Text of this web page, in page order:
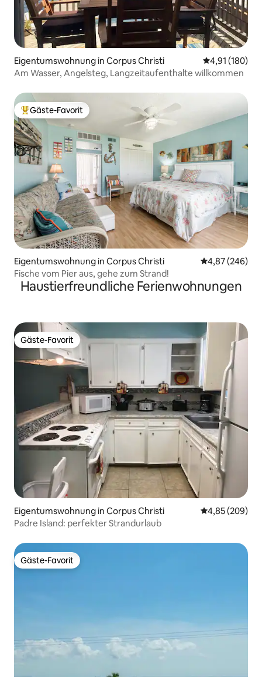
Eigentumswohnung in Corpus Christi
4,91 (180)
Am Wasser, Angelsteg, Langzeitaufenthalte willkommen
Beliebter Gäste-Favorit.
Gäste-Favorit
Eigentumswohnung in Corpus Christi
4,87 (246)
Fische vom Pier aus, gehe zum Strand!
Haustierfreundliche Ferienwohnungen
Gäste-Favorit
Gäste-Favorit
Eigentumswohnung in Corpus Christi
4,85 (209)
Padre Island: perfekter Strandurlaub
Gäste-Favorit
Gäste-Favorit